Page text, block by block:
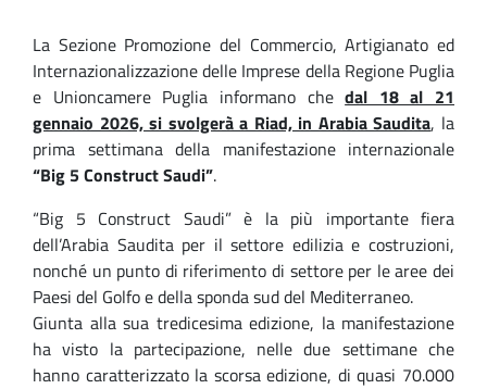
La Sezione Promozione del Commercio, Artigianato ed
Internazionalizzazione delle Imprese della Regione Puglia
e Unioncamere Puglia informano chedal 18 al 21
gennaio 2026, si svolgerà a Riad, in Arabia Saudita, la
prima settimana della manifestazione internazionale
“Big 5 Construct Saudi”.
“Big 5 Construct Saudi” è la più importante fiera
dell’Arabia Saudita per il settore edilizia e costruzioni,
nonché un punto di riferimento di settore per le aree dei
Paesi del Golfo e della sponda sud del Mediterraneo.
Giunta alla sua tredicesima edizione, la manifestazione
ha visto la partecipazione, nelle due settimane che
hanno caratterizzato la scorsa edizione, di quasi 70.000